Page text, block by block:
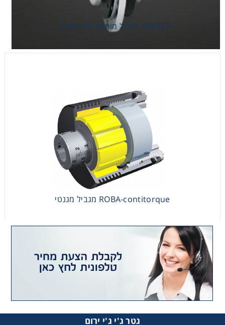
SYNTEX מגביל מומנט ללא חופש
ROBA-contitorque מגביל מגנטי
גטר ג'י ג'י ירום
ROBA-contitorque מגביל מגנטי